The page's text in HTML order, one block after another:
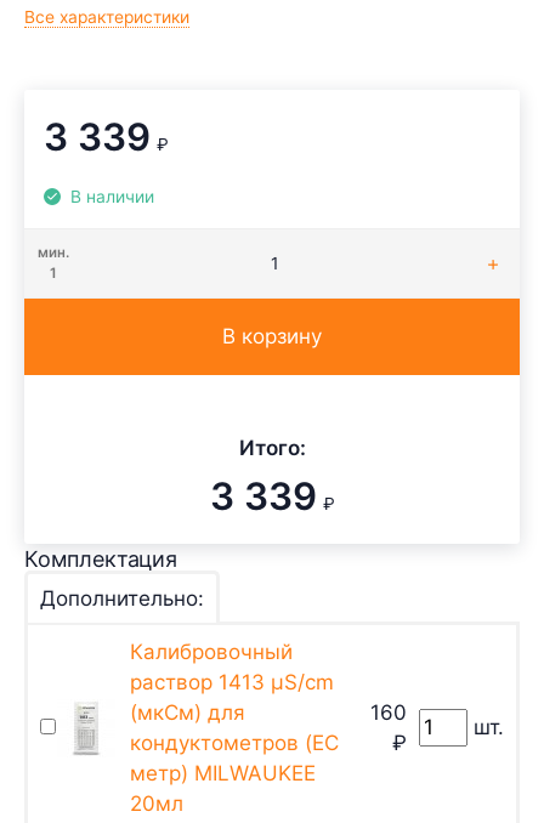
Все характеристики
3 339 ₽
В наличии
мин.
1
В корзину
Итого:
3 339 ₽
Комплектация
Дополнительно:
Калибровочный
раствор 1413 µS/cm
(мкСм) для
кондуктометров (EC
метр) MILWAUKEE
20мл
160
₽
шт.